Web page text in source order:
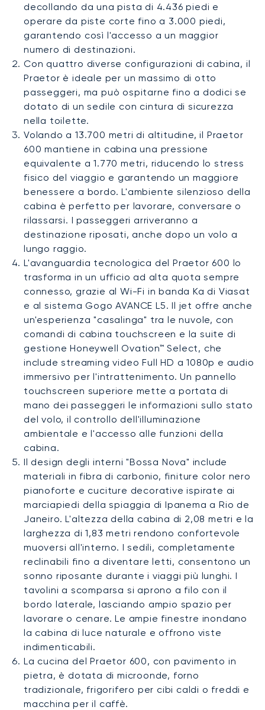
decollando da una pista di 4.436 piedi e
operare da piste corte fino a 3.000 piedi,
garantendo così l'accesso a un maggior
numero di destinazioni.
Con quattro diverse configurazioni di cabina, il
Praetor è ideale per un massimo di otto
passeggeri, ma può ospitarne fino a dodici se
dotato di un sedile con cintura di sicurezza
nella toilette.
Volando a 13.700 metri di altitudine, il Praetor
600 mantiene in cabina una pressione
equivalente a 1.770 metri, riducendo lo stress
fisico del viaggio e garantendo un maggiore
benessere a bordo. L'ambiente silenzioso della
cabina è perfetto per lavorare, conversare o
rilassarsi. I passeggeri arriveranno a
destinazione riposati, anche dopo un volo a
lungo raggio.
L'avanguardia tecnologica del Praetor 600 lo
trasforma in un ufficio ad alta quota sempre
connesso, grazie al Wi-Fi in banda Ka di Viasat
e al sistema Gogo AVANCE L5. Il jet offre anche
un'esperienza "casalinga" tra le nuvole, con
comandi di cabina touchscreen e la suite di
gestione Honeywell Ovation™ Select, che
include streaming video Full HD a 1080p e audio
immersivo per l'intrattenimento. Un pannello
touchscreen superiore mette a portata di
mano dei passeggeri le informazioni sullo stato
del volo, il controllo dell'illuminazione
ambientale e l'accesso alle funzioni della
cabina.
Il design degli interni "Bossa Nova" include
materiali in fibra di carbonio, finiture color nero
pianoforte e cuciture decorative ispirate ai
marciapiedi della spiaggia di Ipanema a Rio de
Janeiro. L'altezza della cabina di 2,08 metri e la
larghezza di 1,83 metri rendono confortevole
muoversi all'interno. I sedili, completamente
reclinabili fino a diventare letti, consentono un
sonno riposante durante i viaggi più lunghi. I
tavolini a scomparsa si aprono a filo con il
bordo laterale, lasciando ampio spazio per
lavorare o cenare. Le ampie finestre inondano
la cabina di luce naturale e offrono viste
indimenticabili.
La cucina del Praetor 600, con pavimento in
pietra, è dotata di microonde, forno
tradizionale, frigorifero per cibi caldi o freddi e
macchina per il caffè.